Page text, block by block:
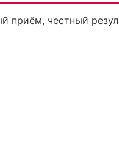
честный